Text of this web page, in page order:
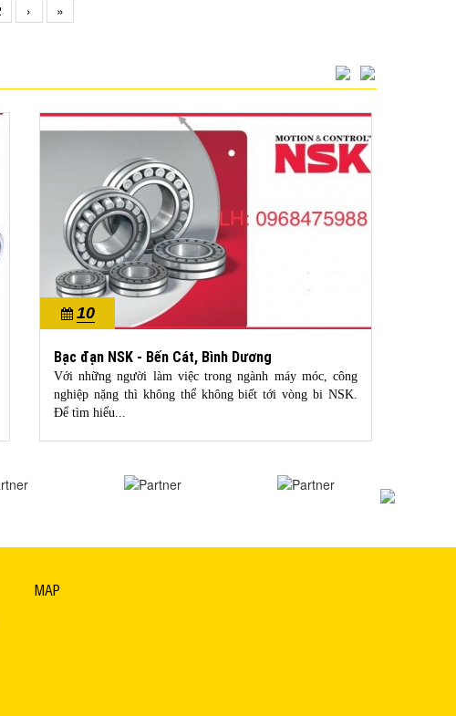
› »
10
10/2022
Bạc đạn NSK - Bến Cát, Bình Dương
Với những người làm việc trong ngành máy móc, công
nghiệp nặng thì không thể không biết tới vòng bi NSK.
Để tìm hiểu...
MAP